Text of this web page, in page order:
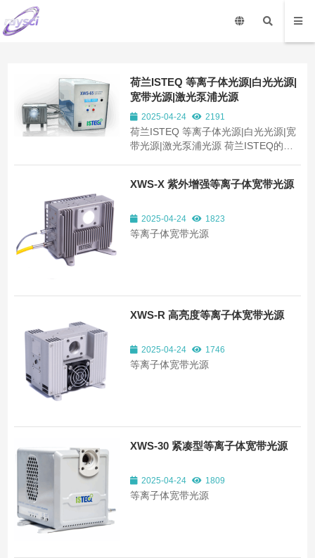
荷兰ISTEQ 等离子体光源|白光光源|
宽带光源|激光泵浦光源
2025-04-24 2191
荷兰ISTEQ 等离子体光源|白光光源|宽
带光源|激光泵浦光源 荷兰ISTEQ的
源，采用激光器输入连续的泵浦激光来
稳定的白光。输出白光的光谱范围很
宽，谱线包括...
XWS-X 紫外增强等离子体宽带光源
2025-04-24 1823
等离子体宽带光源
XWS-R 高亮度等离子体宽带光源
2025-04-24 1746
等离子体宽带光源
XWS-30 紧凑型等离子体宽带光源
2025-04-24 1809
等离子体宽带光源